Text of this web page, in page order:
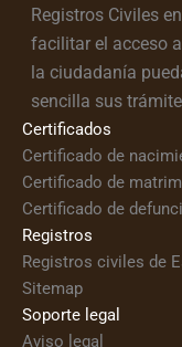
Registros Civiles
facilitar el acceso
la ciudadanía
sencilla sus
Certificados
Certificado de
Certificado de
Certificado de
Registros
Registros civiles de
Sitemap
Soporte legal
Aviso legal